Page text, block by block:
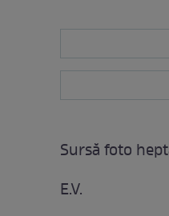
Sursă foto
E.V.